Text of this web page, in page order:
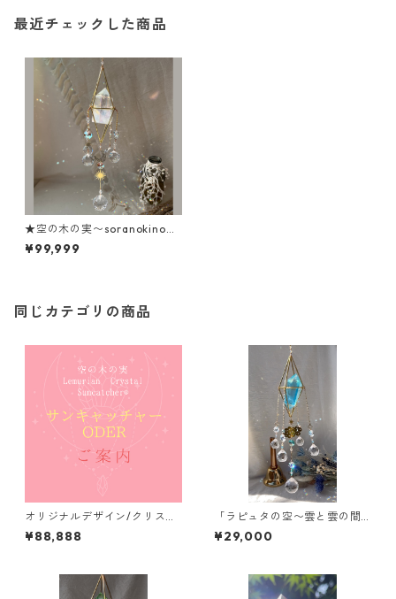
最近チェックした商品
★空の木の実〜soranokinom
i〜 / No.3
¥99,999
同じカテゴリの商品
オリジナルデザイン/クリスタ
ルサンキャッチャー加工/ご案
内
¥88,888
「ラピュタの空〜雲と雲の間
に〜」【空の木の実 Lemuri
anCrystalSuncatcher®︎】新
¥29,000